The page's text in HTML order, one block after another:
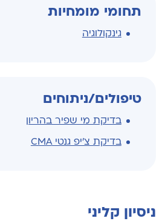
תחומי מומחיות
גינקולוגיה
טיפולים/ניתוחים
בדיקת מי שפיר בהריון
בדיקת צ'יפ גנטי CMA
ניסיון קליני